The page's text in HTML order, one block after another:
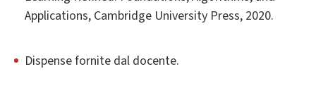
Applications, Cambridge University Press, 2020.
Dispense fornite dal docente.